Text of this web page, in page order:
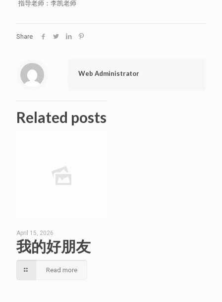
指导老师：李凯老师
Share
Web Administrator
Related posts
April 15, 2026
我的好朋友
Read more